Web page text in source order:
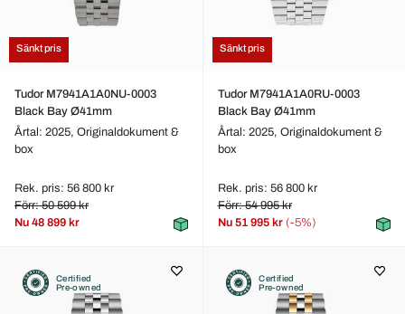
Sänkt pris
Tudor M7941A1A0NU-0003
Black Bay Ø41mm
Årtal: 2025, Originaldokument &
box
Rek. pris: 56 800 kr
Förr: 50 599 kr
Nu 48 899 kr
Sänkt pris
Tudor M7941A1A0RU-0003
Black Bay Ø41mm
Årtal: 2025, Originaldokument &
box
Rek. pris: 56 800 kr
Förr: 54 995 kr
Nu 51 995 kr (-5%)
Certified
Pre-owned
Certified
Pre-owned